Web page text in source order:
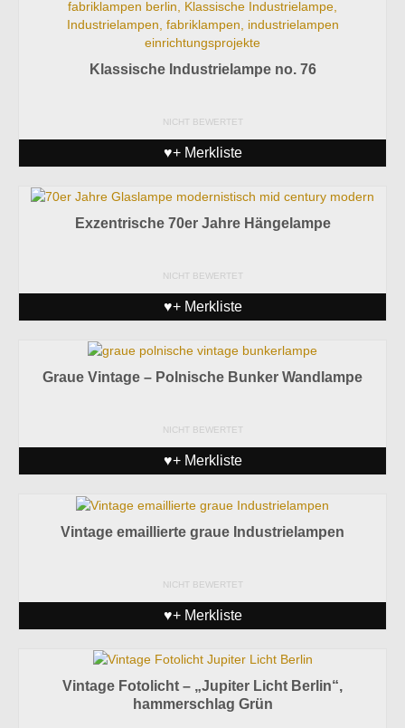
Klassische Industrielampe no. 76
NICHT BEWERTET
♥+ Merkliste
Exzentrische 70er Jahre Hängelampe
NICHT BEWERTET
♥+ Merkliste
Graue Vintage – Polnische Bunker Wandlampe
NICHT BEWERTET
♥+ Merkliste
Vintage emaillierte graue Industrielampen
NICHT BEWERTET
♥+ Merkliste
Vintage Fotolicht – „Jupiter Licht Berlin“,
hammerschlag Grün